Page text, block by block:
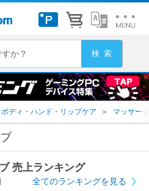
ボディ・ハンド・リップケア ＞ マッサー
売上ランキング
全てのランキングを見る